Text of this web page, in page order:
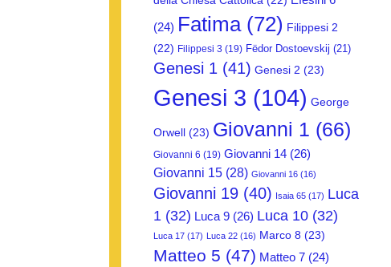
(24) Fatima (72) Filippesi 2
(22) Filippesi 3 (19) Fëdor Dostoevskij (21)
Genesi 1 (41) Genesi 2 (23)
Genesi 3 (104) George
Orwell (23) Giovanni 1 (66)
Giovanni 6 (19) Giovanni 14 (26)
Giovanni 15 (28) Giovanni 16 (16)
Giovanni 19 (40) Isaia 65 (17) Luca
1 (32) Luca 9 (26) Luca 10 (32)
Luca 17 (17) Luca 22 (16) Marco 8 (23)
Matteo 5 (47) Matteo 7 (24)